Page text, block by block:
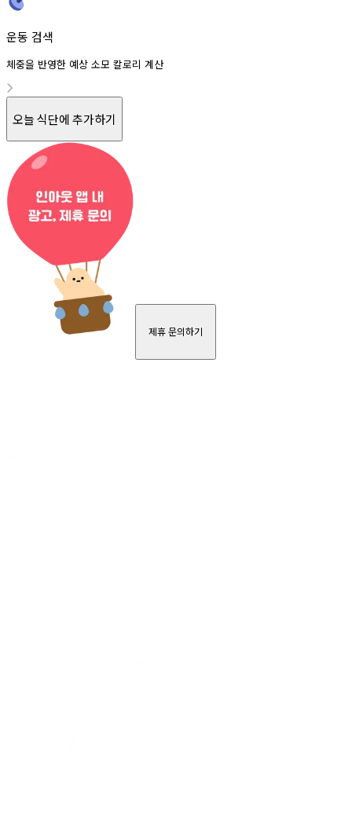
운동 검색
체중을 반영한 예상 소모 칼로리 계산
오늘 식단에 추가하기
제휴 문의하기